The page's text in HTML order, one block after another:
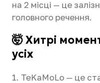
на 2 місці — це
головного речення.
🤯 Хитрі
усіх
1. TeKaMoLo — це